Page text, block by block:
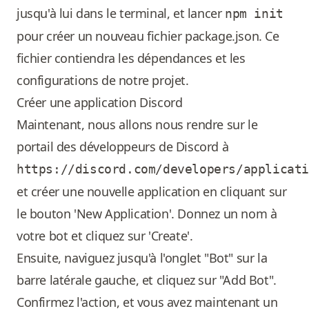
jusqu'à lui dans le terminal, et lancer npm init
pour créer un nouveau fichier package.json. Ce
fichier contiendra les dépendances et les
configurations de notre projet.
Créer une application Discord
Maintenant, nous allons nous rendre sur le
portail des développeurs de Discord à
https://discord.com/developers/
et créer une nouvelle application en cliquant sur
le bouton 'New Application'. Donnez un nom à
votre bot et cliquez sur 'Create'.
Ensuite, naviguez jusqu'à l'onglet "Bot" sur la
barre latérale gauche, et cliquez sur "Add Bot".
Confirmez l'action, et vous avez maintenant un